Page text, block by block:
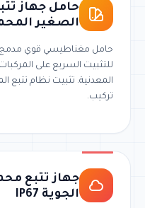
الصغير
للتثبيت السريع على
المعدنية. تثبيت نظام تتبع
تركيب.
جهاز تتبع
الجوية IP67